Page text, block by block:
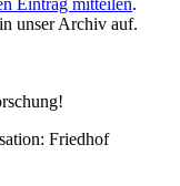
Eintrag mitteilen.
unser Archiv auf.
Friedhof